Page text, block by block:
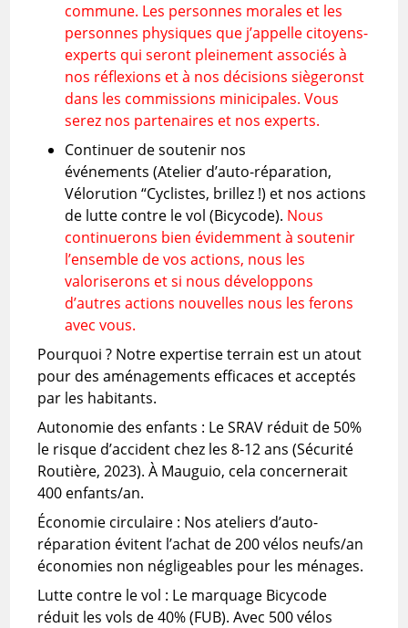
commune. Les personnes morales et les
personnes physiques que j’appelle citoyens-
experts qui seront pleinement associés à
nos réflexions et à nos décisions siègeronst
dans les commissions minicipales. Vous
serez nos partenaires et nos experts.
Continuer de soutenir nos
événements (Atelier d’auto-réparation,
Vélorution “Cyclistes, brillez !) et nos actions
de lutte contre le vol (Bicycode). Nous
continuerons bien évidemment à soutenir
l’ensemble de vos actions, nous les
valoriserons et si nous développons
d’autres actions nouvelles nous les ferons
avec vous.
Pourquoi ? Notre expertise terrain est un atout
pour des aménagements efficaces et acceptés
par les habitants.
Autonomie des enfants : Le SRAV réduit de 50%
le risque d’accident chez les 8-12 ans (Sécurité
Routière, 2023). À Mauguio, cela concernerait
400 enfants/an.
Économie circulaire : Nos ateliers d’auto-
réparation évitent l’achat de 200 vélos neufs/an
économies non négligeables pour les ménages.
Lutte contre le vol : Le marquage Bicycode
réduit les vols de 40% (FUB). Avec 500 vélos